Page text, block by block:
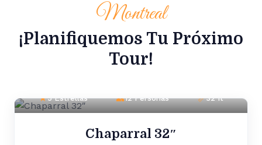
Montreal
¡Planifiquemos Tu Próximo
Tour!
5 Estrellas 12 Personas 32 ft
Chaparral 32″